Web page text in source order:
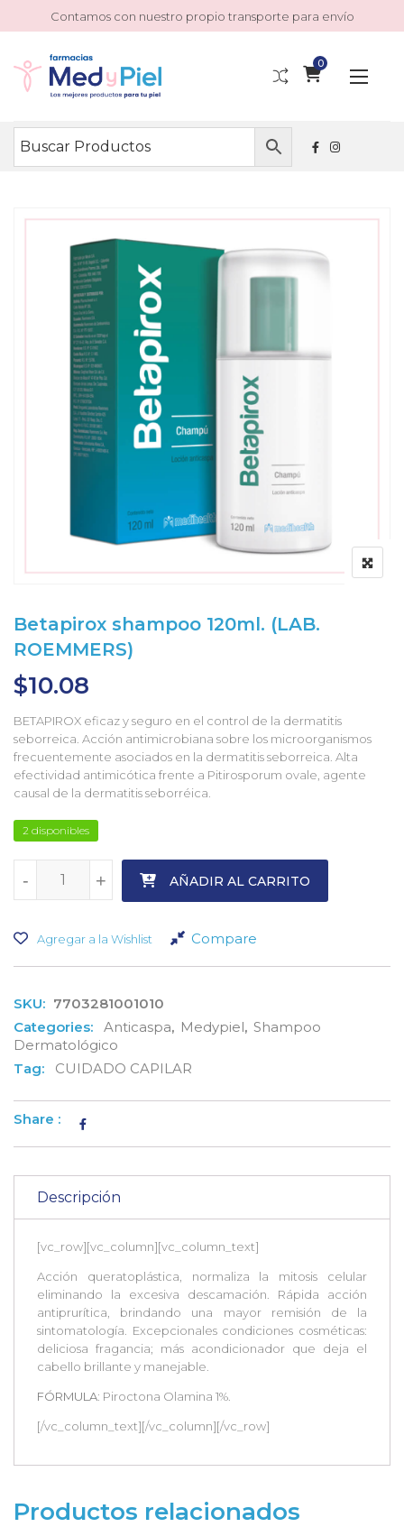
Contamos con nuestro propio transporte para envío
0
Betapirox shampoo 120ml. (LAB.
ROEMMERS)
$10.08
BETAPIROX eficaz y seguro en el control de la dermatitis
seborreica. Acción antimicrobiana sobre los microorganismos
frecuentemente asociados en la dermatitis seborreica. Alta
efectividad antimicótica frente a Pitirosporum ovale, agente
causal de la dermatitis seborréica.
2 disponibles
+
- +
- AÑADIR AL CARRITO
Agregar a la Wishlist Compare
SKU: 7703281001010
Categories:
Anticaspa, Medypiel, Shampoo
Dermatológico
Tag:
CUIDADO CAPILAR
Share :
Descripción
[vc_row][vc_column][vc_column_text]
Acción queratoplástica, normaliza la mitosis celular
eliminando la excesiva descamación. Rápida acción
antiprurítica, brindando una mayor remisión de la
sintomatología. Excepcionales condiciones cosméticas:
deliciosa fragancia; más acondicionador que deja el
cabello brillante y manejable.
FÓRMULA: Piroctona Olamina 1%.
[/vc_column_text][/vc_column][/vc_row]
Productos relacionados